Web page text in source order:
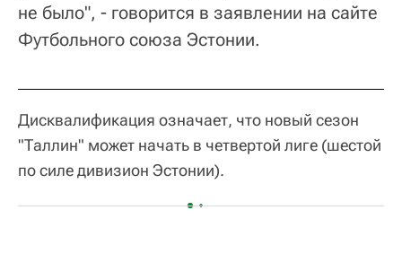
не было", - говорится в заявлении на сайте
Футбольного союза Эстонии.
Дисквалификация означает, что новый сезон
"Таллин" может начать в четвертой лиге (шестой
по силе дивизион Эстонии).